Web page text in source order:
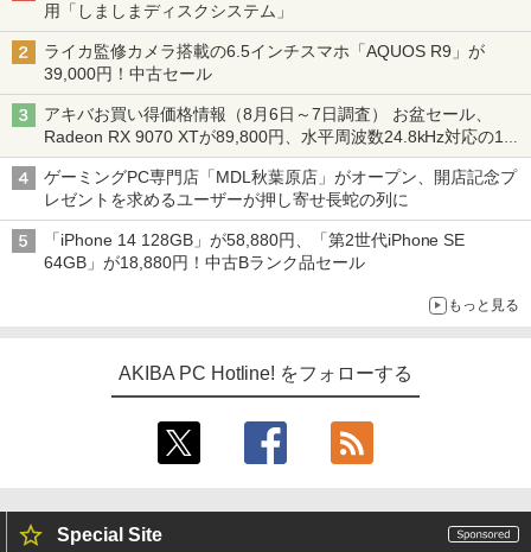
用「しましまディスクシステム」
ライカ監修カメラ搭載の6.5インチスマホ「AQUOS R9」が
39,000円！中古セール
アキバお買い得価格情報（8月6日～7日調査） お盆セール、
Radeon RX 9070 XTが89,800円、水平周波数24.8kHz対応の17
型モニターが9,801円、暑さ指数連動セール ほか
ゲーミングPC専門店「MDL秋葉原店」がオープン、開店記念プ
レゼントを求めるユーザーが押し寄せ長蛇の列に
「iPhone 14 128GB」が58,880円、「第2世代iPhone SE
64GB」が18,880円！中古Bランク品セール
もっと見る
AKIBA PC Hotline! をフォローする
Special Site